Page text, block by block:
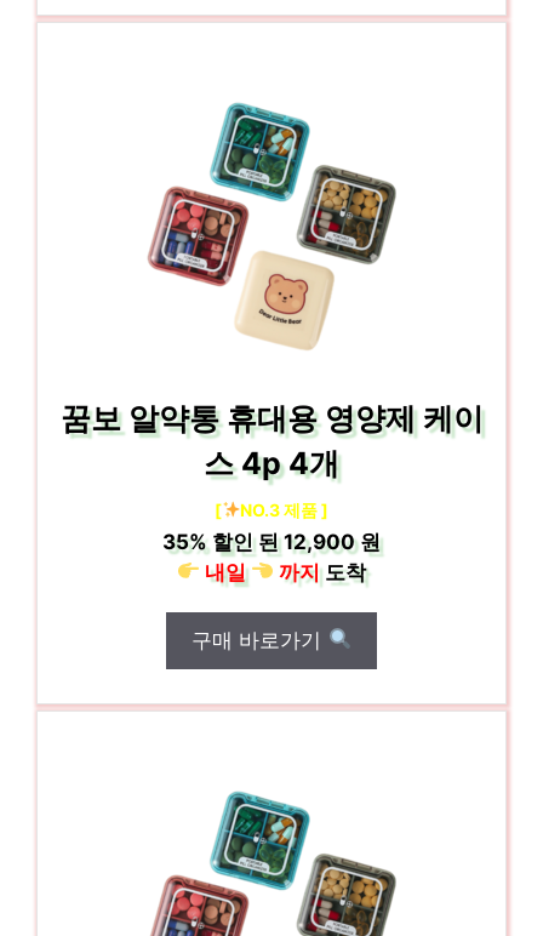
꿈보 알약통 휴대용 영양제 케이
스 4p 4개
[ NO.3 제품 ]
35% 할인 된12,900 원
내일
까지도착
구매 바로가기